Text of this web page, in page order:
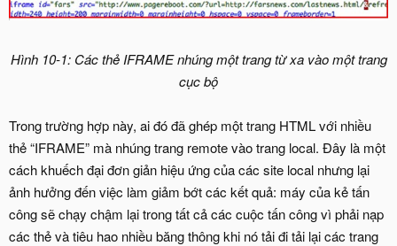
Hình 10-1: Các thẻ IFRAME nhúng một trang từ xa vào một trang
cục bộ
Trong trường hợp này, ai đó đã ghép một trang HTML với nhiều
thẻ “IFRAME” mà nhúng trang remote vào trang local. Đây là một
cách khuếch đại đơn giản hiệu ứng của các site local nhưng lại
ảnh hưởng đến việc làm giảm bớt các kết quả: máy của kẻ tấn
công sẽ chạy chậm lại trong tất cả các cuộc tấn công vì phải nạp
các thẻ và tiêu hao nhiều băng thông khi nó tải đi tải lại các trang